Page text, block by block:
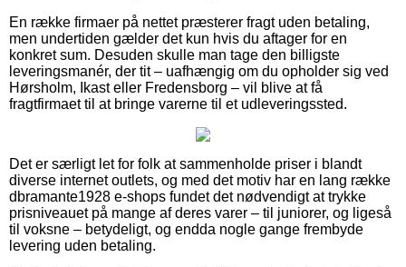
En række firmaer på nettet præsterer fragt uden betaling,
men undertiden gælder det kun hvis du aftager for en
konkret sum. Desuden skulle man tage den billigste
leveringsmanér, der tit – uafhængig om du opholder sig ved
Hørsholm, Ikast eller Fredensborg – vil blive at få
fragtfirmaet til at bringe varerne til et udleveringssted.
Det er særligt let for folk at sammenholde priser i blandt
diverse internet outlets, og med det motiv har en lang række
dbramante1928 e-shops fundet det nødvendigt at trykke
prisniveauet på mange af deres varer – til juniorer, og ligeså
til voksne – betydeligt, og endda nogle gange frembyde
levering uden betaling.